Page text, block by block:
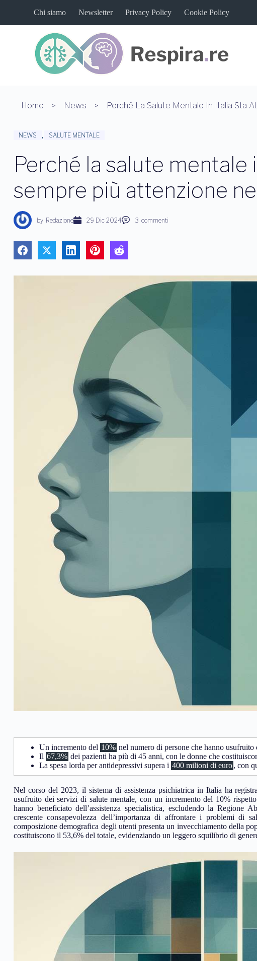
l
Chi siamo Newsletter Privacy Policy Cookie Policy
Home News
NEWS , SALUTE MENTALE
Perché la salute
sempre più attenzione
by Redazione 29 Dic 2024 3 commenti
Un incremento del 10% nel numero di persone che hanno
Il 67,3% dei pazienti ha più di 45 anni, con le donne che
La spesa lorda per antidepressivi supera i 400 milioni di euro, con
Nel corso del 2023, il sistema di assistenza psichiatrica in Italia ha
usufruito dei servizi di salute mentale, con un incremento del 10%
hanno beneficiato dell’assistenza specialistica, escludendo la Regione
crescente consapevolezza dell’importanza di affrontare i problemi di
composizione demografica degli utenti presenta un invecchiamento della
costituiscono il 53,6% del totale, evidenziando un leggero squilibrio di